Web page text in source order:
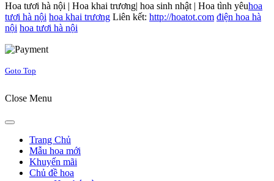
Hoa tươi hà nội | Hoa khai trương| hoa sinh nhật | Hoa tình yêuhoa
tươi hà nội hoa khai trương Liên kết: http://hoatot.com điện hoa hà
nội hoa tươi hà nội
Goto Top
Close Menu
Trang Chủ
Mẫu hoa mới
Khuyến mãi
Chủ đề hoa